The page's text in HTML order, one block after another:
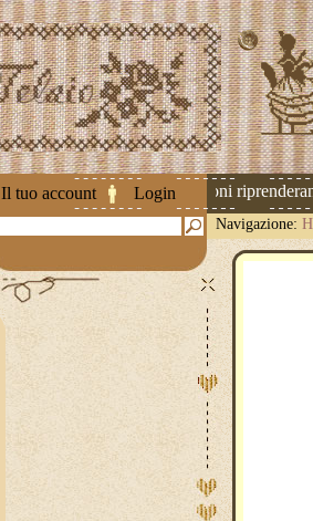
Il tuo account Login
Attenzione ! Le spedizioni
Navigazione: